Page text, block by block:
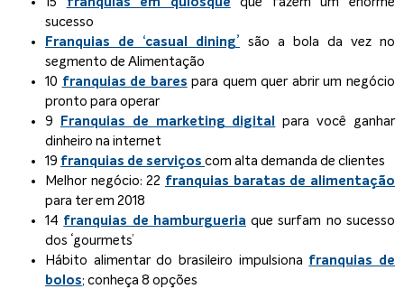
sucesso
Franquias de ‘casual dining’ são a bola da vez no
segmento de Alimentação
10 franquias de bares para quem quer abrir um negócio
pronto para operar
9
Franquias de marketing digital
para você ganhar
dinheiro na internet
19 franquias de serviços com alta demanda de clientes
Melhor negócio: 22 franquias baratas de alimentação
para ter em 2018
14 franquias de hamburgueria que surfam no sucesso
dos ‘gourmets’
Hábito alimentar do brasileiro impulsiona franquias de
bolos; conheça 8 opções